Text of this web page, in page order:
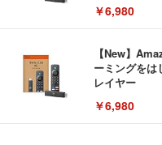
￥6,980
【New】
ーミングをは
レイヤー
￥6,980